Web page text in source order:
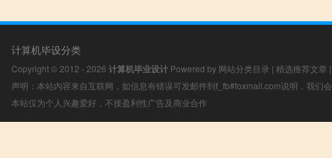
计算机毕设分类
Copyright © 2012 - 2026 计算机毕业设计 Powered by 网站分类目录 | 精选推荐文章 |
声明：本站内容来自互联网，如信息有错误可发邮件到f_fb#foxmail.com说明，我们
本站仅为个人兴趣爱好，不接盈利性广告及商业合作